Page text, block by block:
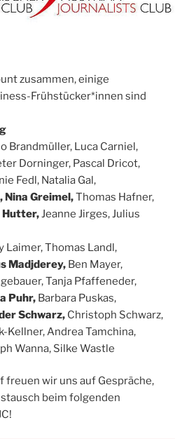
zusammen, einige
Frühstücker*innen sind
Brandmüller, Luca Carniel,
Dorninger, Pascal Dricot,
Fedl, Natalia Gal,
Nina Greimel,Thomas Hafner,
Hutter,Jeanne Jirges, Julius
Laimer, Thomas Landl,
Madjderey, Ben Mayer,
Tanja Pfaffeneder,
Puhr, Barbara Puskas,
Schwarz, Christoph Schwarz,
Kellner, Andrea Tamchina,
Wanna, Silke Wastle
freuen wir uns auf Gespräche,
beim folgenden